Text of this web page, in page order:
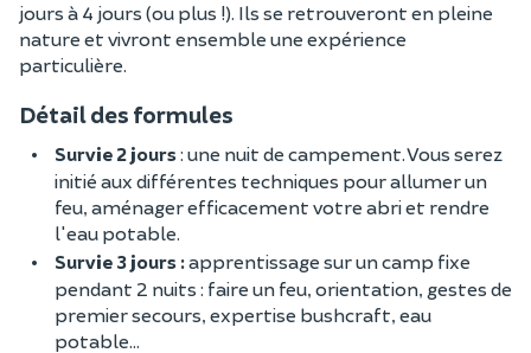
jours à 4 jours (ou plus !). Ils se retrouveront en pleine
nature et vivront ensemble une expérience
particulière.
Détail des formules
Survie 2 jours: une nuit de campement. Vous serez
initié aux différentes techniques pour allumer un
feu, aménager efficacement votre abri et rendre
l'eau potable.
Survie 3 jours :apprentissage sur un camp fixe
pendant 2 nuits : faire un feu, orientation, gestes de
premier secours, expertise bushcraft, eau
potable…